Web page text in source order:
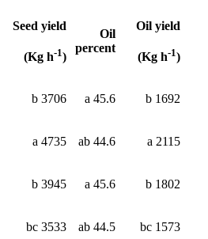
Oil yield
(Kg h
-1
)
Oil
percent
Seed yield
(Kg h
-1
)
1692 b
45.6 a
3706 b
2115 a
44.6 ab
4735 a
1802 b
45.6 a
3945 b
1573 bc
44.5 ab
3533 bc